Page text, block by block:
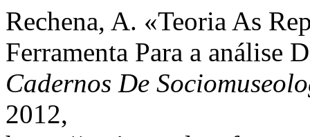
Rechena, A. «Teoria As
Ferramenta Para a análise
Cadernos De
2012,